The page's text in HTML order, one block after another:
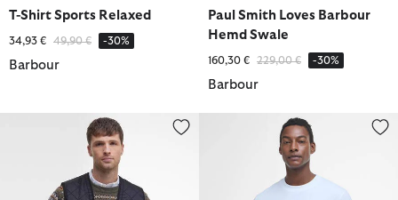
T-Shirt Sports Relaxed
34,93 € Reduziert von
49,90 €bis-30%
Barbour
Paul Smith Loves Barbour
Hemd Swale
160,30 € Reduziert von
229,00 €bis-30%
Barbour
Innenfutter Polarquilt Zip-In T-Shirt Sports Relaxed